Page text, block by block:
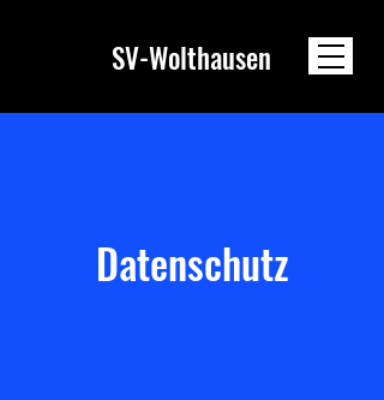
SV-Wolthausen
Datenschutz